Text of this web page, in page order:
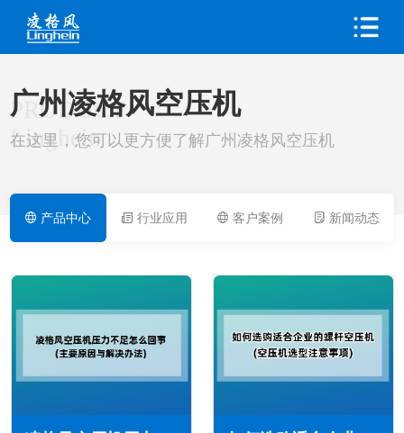
PRODUCT
Linghein
广州凌格风空压机
在这里，您可以更方便了解广州凌格风空压机
产品中心 行业应用 客户案例 新闻动态